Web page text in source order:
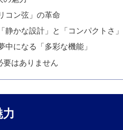
コン弦」の革命
静かな設計」と「コンパクトさ」
中になる「多彩な機能」
はありません